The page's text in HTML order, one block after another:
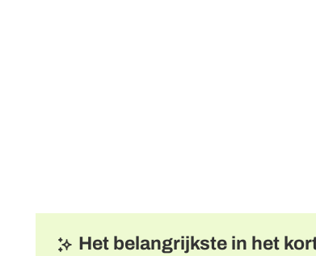
Het belangrijkste in het